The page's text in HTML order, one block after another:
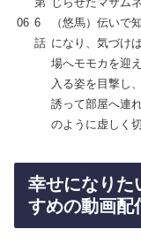
06 6
話
（悠馬）伝いで
になり、気づけ
場へモモカを迎
入る姿を目撃し
誘って部屋へ連
のように虚しく
幸せになりた
すめの動画配